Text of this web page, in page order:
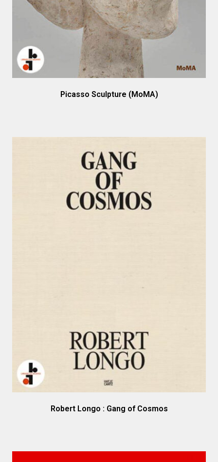
Picasso Sculpture (MoMA)
Robert Longo : Gang of Cosmos